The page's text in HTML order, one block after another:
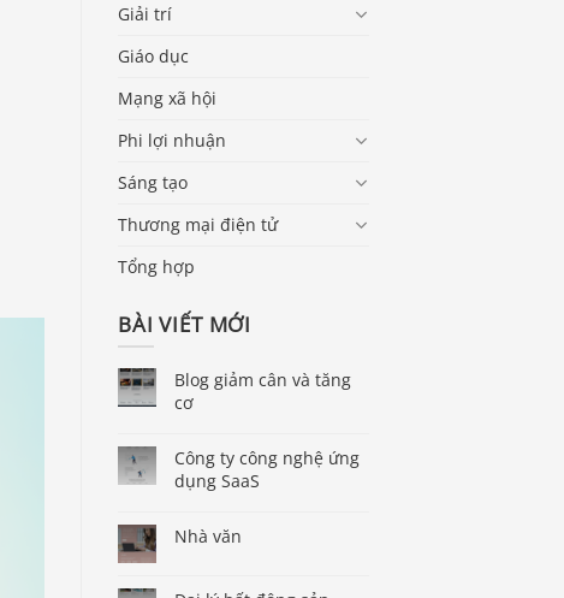
Giải trí
Giáo dục
Mạng xã hội
Phi lợi nhuận
Sáng tạo
Thương mại điện tử
Tổng hợp
BÀI VIẾT MỚI
Blog giảm cân và tăng
cơ
Công ty công nghệ ứng
dụng SaaS
Nhà văn